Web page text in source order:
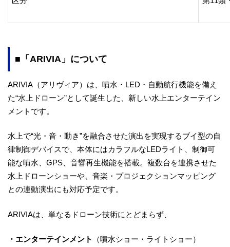
■「ARIVIA」について
ARIVIA（アリヴィア）は、噴水・LED・自動航行機能を備え
た“水上ドローン”として誕生した、新しい水上エンターテイン
メントです。
水上で“光・音・動き”を融合させた演出を実現するブイ型の自
律制御デバイスで、本体にはカラフルなLEDライト、制御可
能な噴水、GPS、音響再生機能を搭載。複数台を連携させた
水上ドローンショーや、音楽・プロジェクションマッピング
との連動演出にも対応予定です。
ARIVIAは、単なるドローン技術にとどまらず、
・エンターテインメント （噴水ショー・ライトショー）